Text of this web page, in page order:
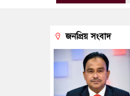
জনপ্রিয় সংবাদ